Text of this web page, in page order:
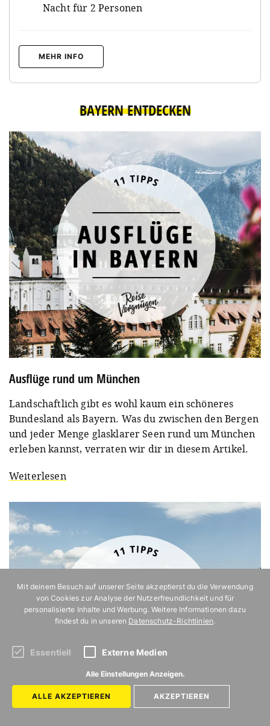
Nacht für 2 Personen
MEHR INFO
BAYERN ENTDECKEN
Ausflüge rund um München
Landschaftlich gibt es wohl kaum ein schöneres
Bundesland als Bayern. Was du zwischen den Bergen
und jeder Menge glasklarer Seen rund um München
erleben kannst, verraten wir dir in diesem Artikel.
Weiterlesen
Mit deinem Besuch auf unserer Seite akzeptierst du die Verwendung
von Cookies zur Analyse der Nutzerfreundlichkeit und für
personalisierte Inhalte und Werbung. Weitere Informationen dazu
findest du in unseren Datenschutz-Richtlinien.
Essentiell Externe Medien
Alle Einstellungen Anzeigen.
ALLE AKZEPTIEREN AKZEPTIEREN